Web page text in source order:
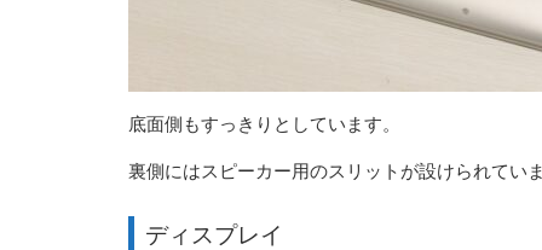
底面側もすっきりとしています。
裏側にはスピーカー用のスリットが設けられてい
ディスプレイ